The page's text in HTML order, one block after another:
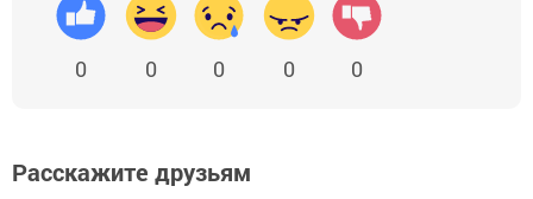
0 0 0 0 0
Расскажите друзьям